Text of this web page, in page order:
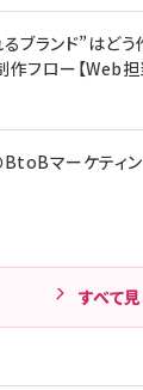
ランキング
ーブル Anker絡ま
ド付き USB PD対応
/ 16 / 15 /
Air 各種対応
1,890
4,857
ブランド”はど
フロー【Web担
マーケティン
すべて